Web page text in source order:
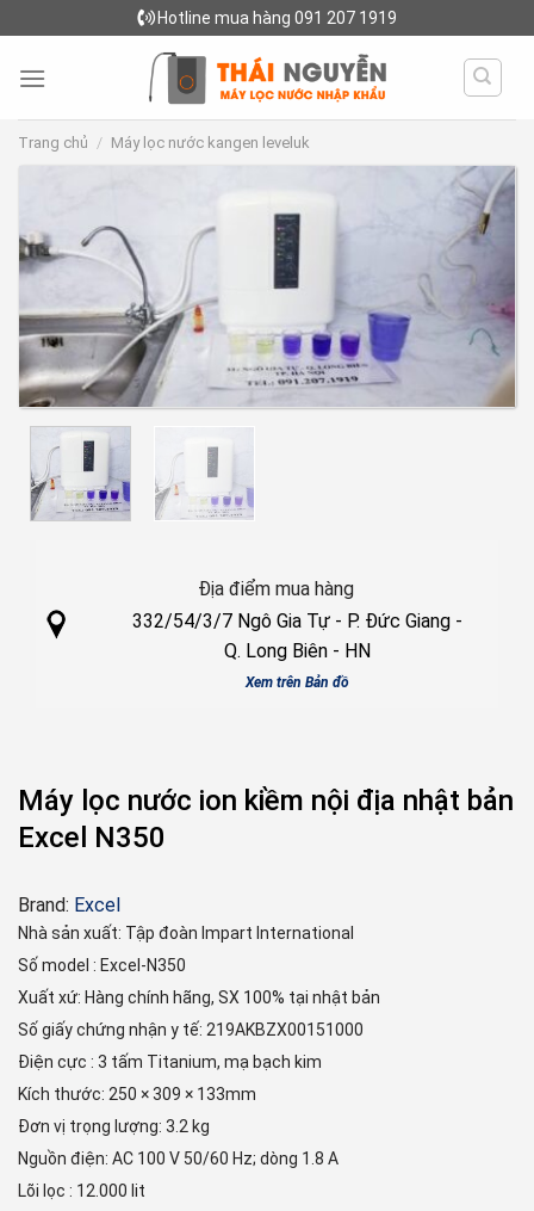
to
content
Hotline mua hàng 091 207 1919
Trang chủ / Máy lọc nước kangen leveluk
Địa điểm mua hàng
332/54/3/7 Ngô Gia Tự - P. Đức Giang -
Q. Long Biên - HN
Xemtrên Bản đồ
Máy lọc nước ion kiềm nội địa nhật bản
Excel N350
Brand: Excel
Nhà sản xuất: Tập đoàn Impart International
Số model : Excel-N350
Xuất xứ: Hàng chính hãng, SX 100% tại nhật bản
Số giấy chứng nhận y tế: 219AKBZX00151000
Điện cực : 3 tấm Titanium, mạ bạch kim
Kích thước: 250 × 309 × 133mm
Đơn vị trọng lượng: 3.2 kg
Nguồn điện: AC 100 V 50/60 Hz; dòng 1.8 A
Lõi lọc : 12.000 lit